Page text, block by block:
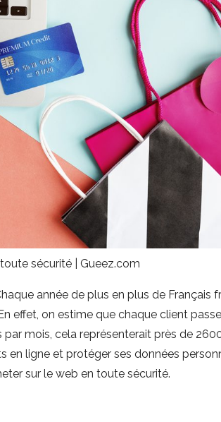
sécurité | Gueez.com
année de plus en plus de Français
effet, on estime que chaque client
mois, cela représenterait près de
en ligne et protéger ses données
sur le web en toute sécurité.